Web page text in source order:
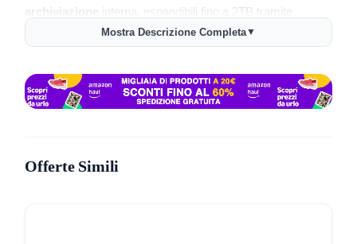
archiviazione interna, espandibili fino a 2TB tramite
octa-core, adatto a multitasking quotidiano, streaming
video fluido e giochi leggeri.
protezione occhi
Mostra Descrizione Completa▼
Offerte Simili